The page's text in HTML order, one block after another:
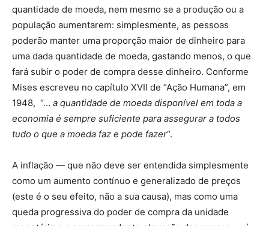
quantidade de moeda, nem mesmo se a produção ou a
população aumentarem: simplesmente, as pessoas
poderão manter uma proporção maior de dinheiro para
uma dada quantidade de moeda, gastando menos, o que
fará subir o poder de compra desse dinheiro. Conforme
Mises escreveu no capítulo XVII de “Ação Humana”, em
1948, “… a quantidade de moeda disponível em toda a
economia é sempre suficiente para assegurar a todos
tudo o que a moeda faz e pode fazer“.
A inflação — que não deve ser entendida simplesmente
como um aumento contínuo e generalizado de preços
(este é o seu efeito, não a sua causa), mas como uma
queda progressiva do poder de compra da unidade